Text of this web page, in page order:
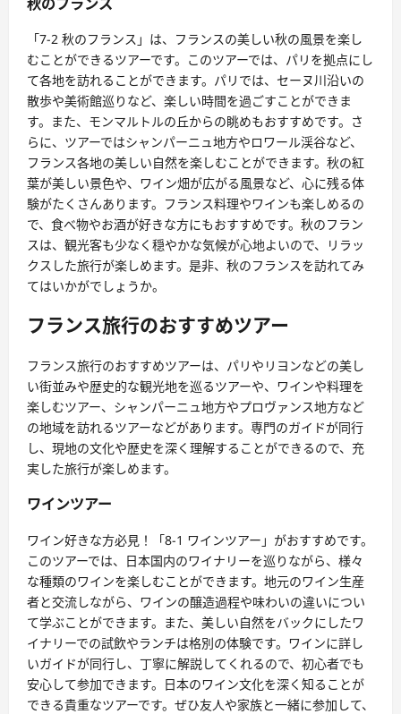
「7-2 秋のフランス」は、フランスの美しい秋の風景を楽し
むことができるツアーです。このツアーでは、パリを拠点にし
て各地を訪れることができます。パリでは、セーヌ川沿いの
散歩や美術館巡りなど、楽しい時間を過ごすことができま
す。また、モンマルトルの丘からの眺めもおすすめです。さ
らに、ツアーではシャンパーニュ地方やロワール渓谷など、
フランス各地の美しい自然を楽しむことができます。秋の紅
葉が美しい景色や、ワイン畑が広がる風景など、心に残る体
験がたくさんあります。フランス料理やワインも楽しめるの
で、食べ物やお酒が好きな方にもおすすめです。秋のフラン
スは、観光客も少なく穏やかな気候が心地よいので、リラッ
クスした旅行が楽しめます。是非、秋のフランスを訪れてみ
てはいかがでしょうか。
フランス旅行のおすすめツアー
フランス旅行のおすすめツアーは、パリやリヨンなどの美し
い街並みや歴史的な観光地を巡るツアーや、ワインや料理を
楽しむツアー、シャンパーニュ地方やプロヴァンス地方など
の地域を訪れるツアーなどがあります。専門のガイドが同行
し、現地の文化や歴史を深く理解することができるので、充
実した旅行が楽しめます。
ワインツアー
ワイン好きな方必見！「8-1 ワインツアー」がおすすめです。
このツアーでは、日本国内のワイナリーを巡りながら、様々
な種類のワインを楽しむことができます。地元のワイン生産
者と交流しながら、ワインの醸造過程や味わいの違いについ
て学ぶことができます。また、美しい自然をバックにしたワ
イナリーでの試飲やランチは格別の体験です。ワインに詳し
いガイドが同行し、丁寧に解説してくれるので、初心者でも
安心して参加できます。日本のワイン文化を深く知ることが
できる貴重なツアーです。ぜひ友人や家族と一緒に参加して、